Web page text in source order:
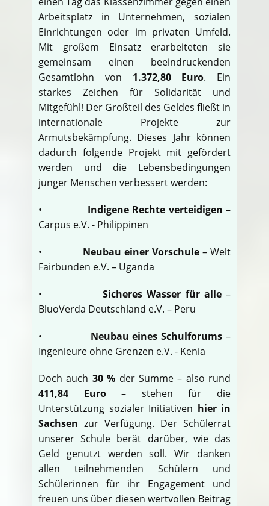
Arbeitsplatz in Unternehmen, sozialen
Einrichtungen oder im privaten Umfeld.
Mit großem Einsatz erarbeiteten sie
gemeinsam einen beeindruckenden
Gesamtlohn von 1.372,80 Euro. Ein
starkes Zeichen für Solidarität und
Mitgefühl! Der Großteil des Geldes fließt in
internationale Projekte zur
Armutsbekämpfung. Dieses Jahr können
dadurch folgende Projekt mit gefördert
werden und die Lebensbedingungen
junger Menschen verbessert werden:
• Indigene Rechte verteidigen –
Carpus e.V. - Philippinen
• Neubau einer Vorschule – Welt
Fairbunden e.V. – Uganda
•Sicheres Wasser für alle–
BluoVerda Deutschland e.V. – Peru
• Neubau eines Schulforums –
Ingenieure ohne Grenzen e.V. - Kenia
Doch auch 30 % der Summe – also rund
411,84 Euro– stehen für die
Unterstützung sozialer Initiativen hier in
Sachsen zur Verfügung. Der Schülerrat
unserer Schule berät darüber, wie das
Geld genutzt werden soll. Wir danken
allen teilnehmenden Schülern und
Schülerinnen für ihr Engagement und
freuen uns über diesen wertvollen Beitrag